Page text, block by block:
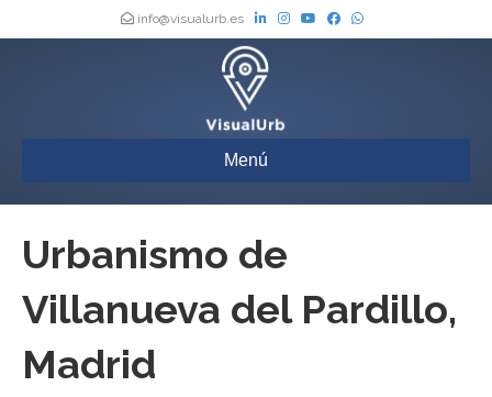
info@visualurb.es
Menú
Urbanismo de
Villanueva del Pardillo,
Madrid